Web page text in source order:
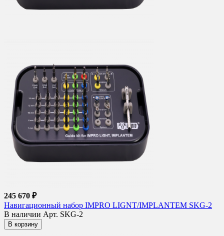
245 670 ₽
Навигационный набор IMPRO LIGNT/IMPLANTEM SKG-2
В наличии Арт. SKG-2
В корзину